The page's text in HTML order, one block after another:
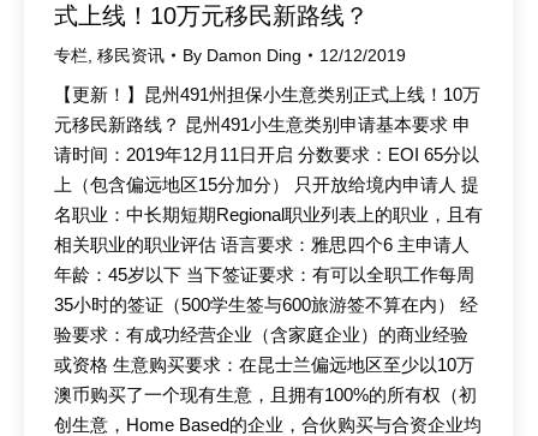
式上线！10万元移民新路线？
专栏 移民资讯 By Damon Ding 12/12/2019
【更新！】昆州491州担保小生意类别正式上线！10万
元移民新路线？ 昆州491小生意类别申请基本要求 申
请时间：2019年12月11日开启 分数要求：EOI 65分以
上（包含偏远地区15分加分） 只开放给境内申请人 提
名职业：中长期短期Regional职业列表上的职业，且有
相关职业的职业评估 语言要求：雅思四个6 主申请人
年龄：45岁以下 当下签证要求：有可以全职工作每周
35小时的签证（500学生签与600旅游签不算在内） 经
验要求：有成功经营企业（含家庭企业）的商业经验
或资格 生意购买要求：在昆士兰偏远地区至少以10万
澳币购买了一个现有生意，且拥有100%的所有权（初
创生意，Home Based的企业，合伙购买与合资企业均